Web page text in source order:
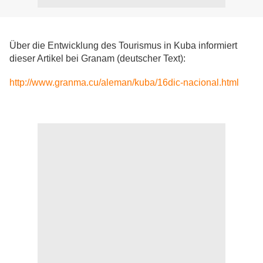
Über die Entwicklung des Tourismus in Kuba informiert
dieser Artikel bei Granam (deutscher Text):
http://www.granma.cu/aleman/kuba/16dic-nacional.html